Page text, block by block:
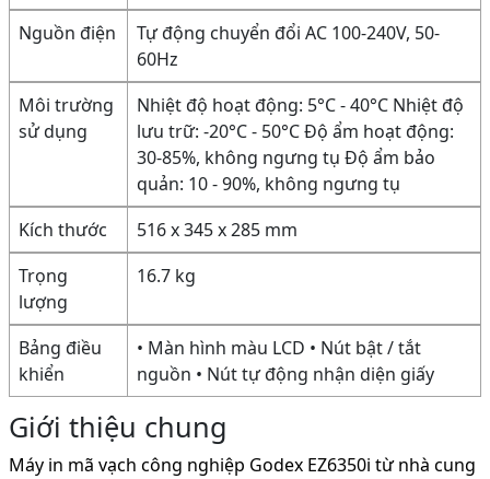
Nguồn điện
Tự động chuyển đổi AC 100-240V, 50-
60Hz
Môi trường
sử dụng
Nhiệt độ hoạt động: 5°C - 40°C Nhiệt độ
lưu trữ: -20°C - 50°C Độ ẩm hoạt động:
30-85%, không ngưng tụ Độ ẩm bảo
quản: 10 - 90%, không ngưng tụ
Kích thước
516 x 345 x 285 mm
Trọng
lượng
16.7 kg
Bảng điều
khiển
• Màn hình màu LCD • Nút bật / tắt
nguồn • Nút tự động nhận diện giấy
Giới thiệu chung
Máy in mã vạch công nghiệp Godex EZ6350i từ nhà cung